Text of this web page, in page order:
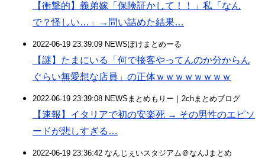
【衝撃的】義弟嫁「保険証かして！！」私「なん
で？怪しい…」→問い詰めた結果…
2022-06-19 23:39:09 NEWSぽけまとめーる
【謎】たまにいる「何で接客やってんのか分からん
ぐらい無愛想な店員」の正体ｗｗｗｗｗｗｗｗ
2022-06-19 23:39:08 NEWSまとめもりー｜2chまとめブログ
【速報】イタリアで初の安楽死 → その男性のエピソ
ードが悲しすぎる…
2022-06-19 23:36:42 なんじぇいスタジアム＠なんJまとめ